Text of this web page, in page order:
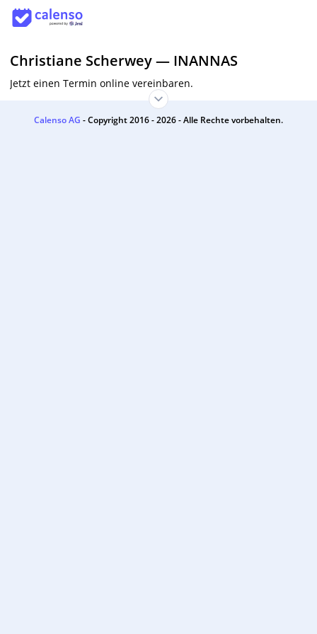
Christiane Scherwey— INANNAS
Jetzt einen Termin online vereinbaren.
Calenso AG - Copyright 2016 - 2026 - Alle Rechte vorbehalten.